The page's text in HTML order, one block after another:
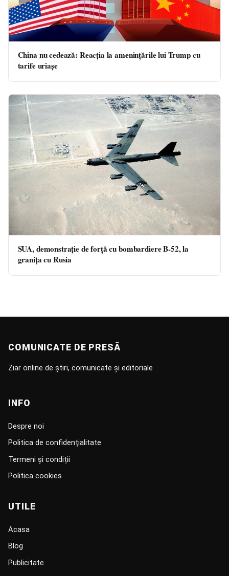
China nu cedează: Reacția la amenințările lui Trump cu
tarife uriașe
SUA, demonstrație de forță cu bombardiere B-52, la
granița cu Rusia
COMUNICATE DE PRESĂ
Ziar online de știri, comunicate și editoriale
INFO
Despre noi
Politica de confidențialitate
Termeni și condiții
Politica cookies
UTILE
Acasa
Blog
Publicitate